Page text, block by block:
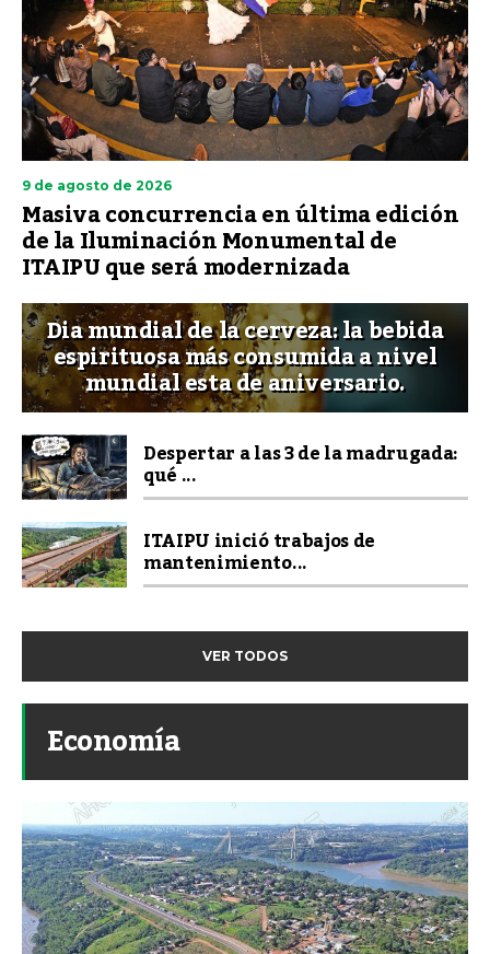
9 de agosto de 2026
Masiva concurrencia en última edición
de la Iluminación Monumental de
ITAIPU que será modernizada
Dia mundial de la cerveza: la bebida
espirituosa más consumida a nivel
mundial esta de aniversario.
Despertar a las 3 de la madrugada:
qué ...
ITAIPU inició trabajos de
mantenimiento...
VER TODOS
Economía